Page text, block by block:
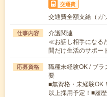
交通費
交通費全額支給（ガ
仕事内容
介護関連
≪お話し相手になる
間だけ生活のサポー
応募資格
職種未経験OK / ブラ
要
■無資格・未経験OK
以上採用予定！■履